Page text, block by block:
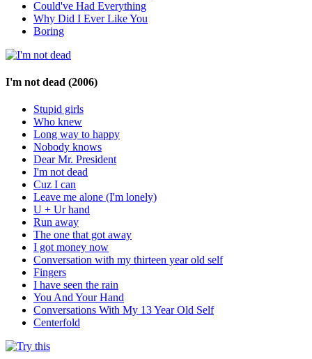
Could've Had Everything
Why Did I Ever Like You
Boring
I'm not dead (2006)
Stupid girls
Who knew
Long way to happy
Nobody knows
Dear Mr. President
I'm not dead
Cuz I can
Leave me alone (I'm lonely)
U + Ur hand
Run away
The one that got away
I got money now
Conversation with my thirteen year old self
Fingers
I have seen the rain
You And Your Hand
Conversations With My 13 Year Old Self
Centerfold